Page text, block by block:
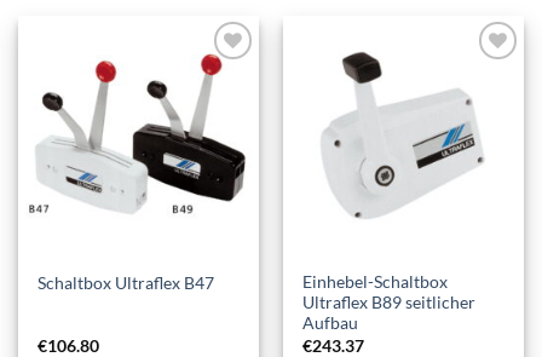
Auf die
Wunschliste
Schaltbox Ultraflex B47
€106.80
Wunschliste
Einhebel-Schaltbox
Ultraflex B89 seitlicher
Aufbau
€243.37